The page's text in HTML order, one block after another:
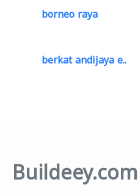
borneo raya
berkat andijaya e..
Buildeey.com